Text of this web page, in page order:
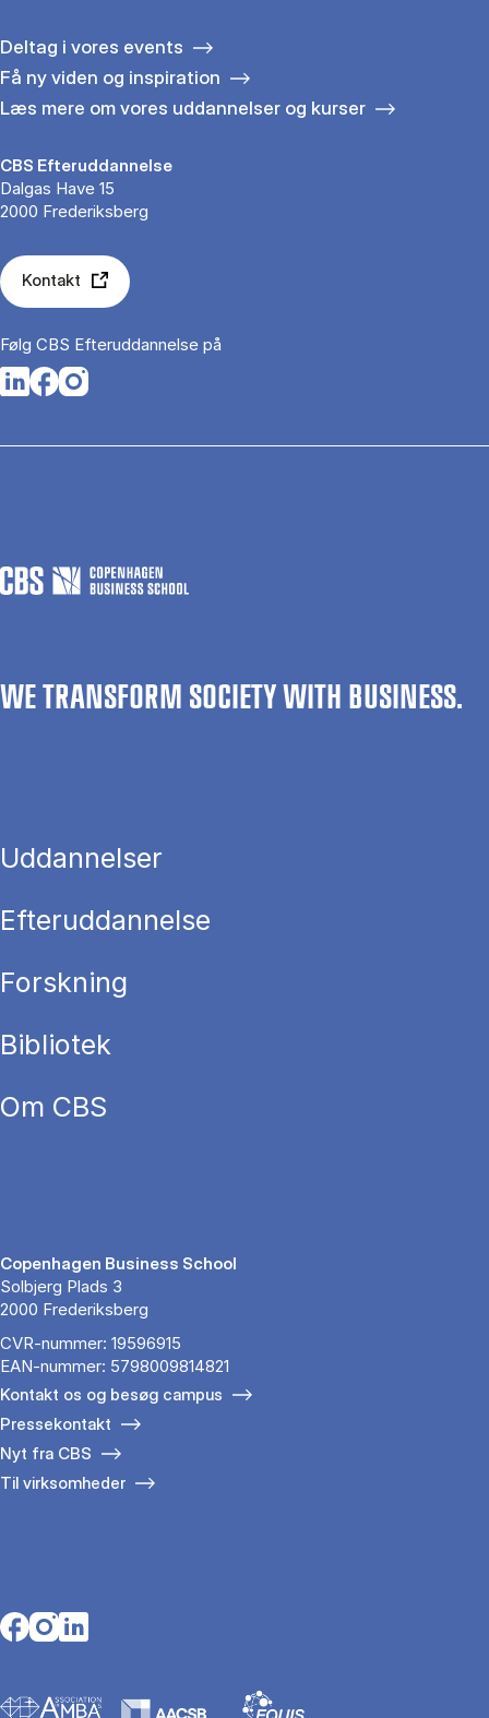
Deltag i vores events
Få ny viden og inspiration
Læs mere om vores uddannelser og kurser
CBS Efteruddannelse
Dalgas Have 15
2000 Frederiksberg
Kontakt
Følg CBS Efteruddannelse på
Opens in a new tab
Opens in a new tab
Opens in a new tab
WE TRANSFORM SOCIETY WITH BUSINESS.
Uddannelser
Efteruddannelse
Forskning
Bibliotek
Om CBS
Copenhagen Business School
Solbjerg Plads 3
2000 Frederiksberg
CVR-nummer: 19596915
EAN-nummer: 5798009814821
Kontakt os og besøg campus
Pressekontakt
Nyt fra CBS
Til virksomheder
Opens in a new tab
Opens in a new tab
Opens in a new tab